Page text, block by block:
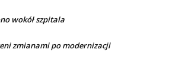
wokół szpitala
zmianami po modernizacji